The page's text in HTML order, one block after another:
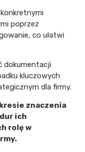
poprzez
co ułatwi
dokumentacji
kluczowych
dla firmy.
znaczenia
ich
rolę w